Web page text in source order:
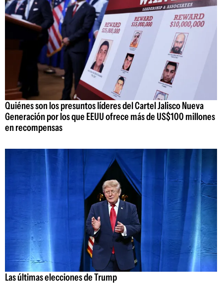
Quiénes son los presuntos líderes del Cartel Jalisco Nueva
Generación por los que EEUU ofrece más de US$100 millones
en recompensas
Las últimas elecciones de Trump